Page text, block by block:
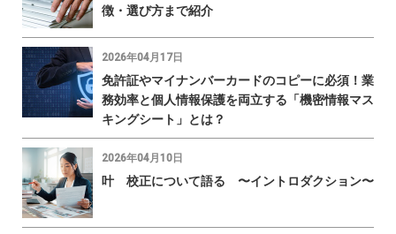
徴・選び方まで紹介
2026年04月17日
免許証やマイナンバーカードのコピーに必須！業
務効率と個人情報保護を両立する「機密情報マス
キングシート」とは？
2026年04月10日
叶 校正について語る 〜イントロダクション〜